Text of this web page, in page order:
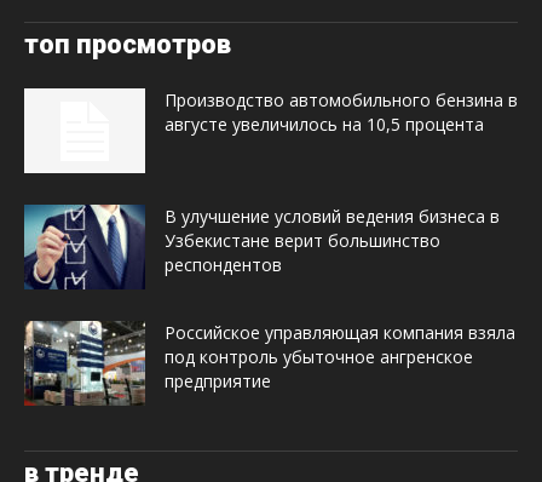
топ просмотров
Производство автомобильного бензина в
августе увеличилось на 10,5 процента
В улучшение условий ведения бизнеса в
Узбекистане верит большинство
респондентов
Российское управляющая компания взяла
под контроль убыточное ангренское
предприятие
в тренде